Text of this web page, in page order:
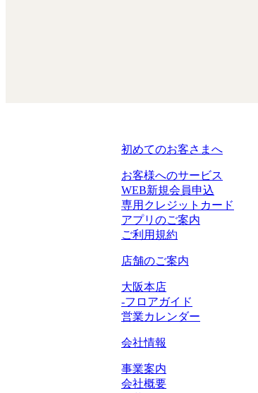
初めてのお客さまへ
お客様へのサービス
WEB新規会員申込
専用クレジットカード
アプリのご案内
ご利用規約
店舗のご案内
大阪本店
-フロアガイド
営業カレンダー
会社情報
事業案内
会社概要